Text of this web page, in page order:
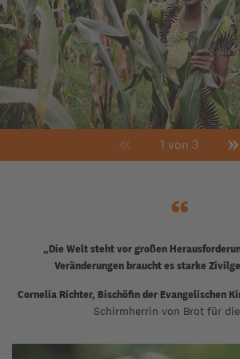
1 von 3
“
„Die Welt steht vor großen
Veränderungen braucht es starke
Cornelia Richter, Bischöfin der Evangelischen
Schirmherrin von Brot für